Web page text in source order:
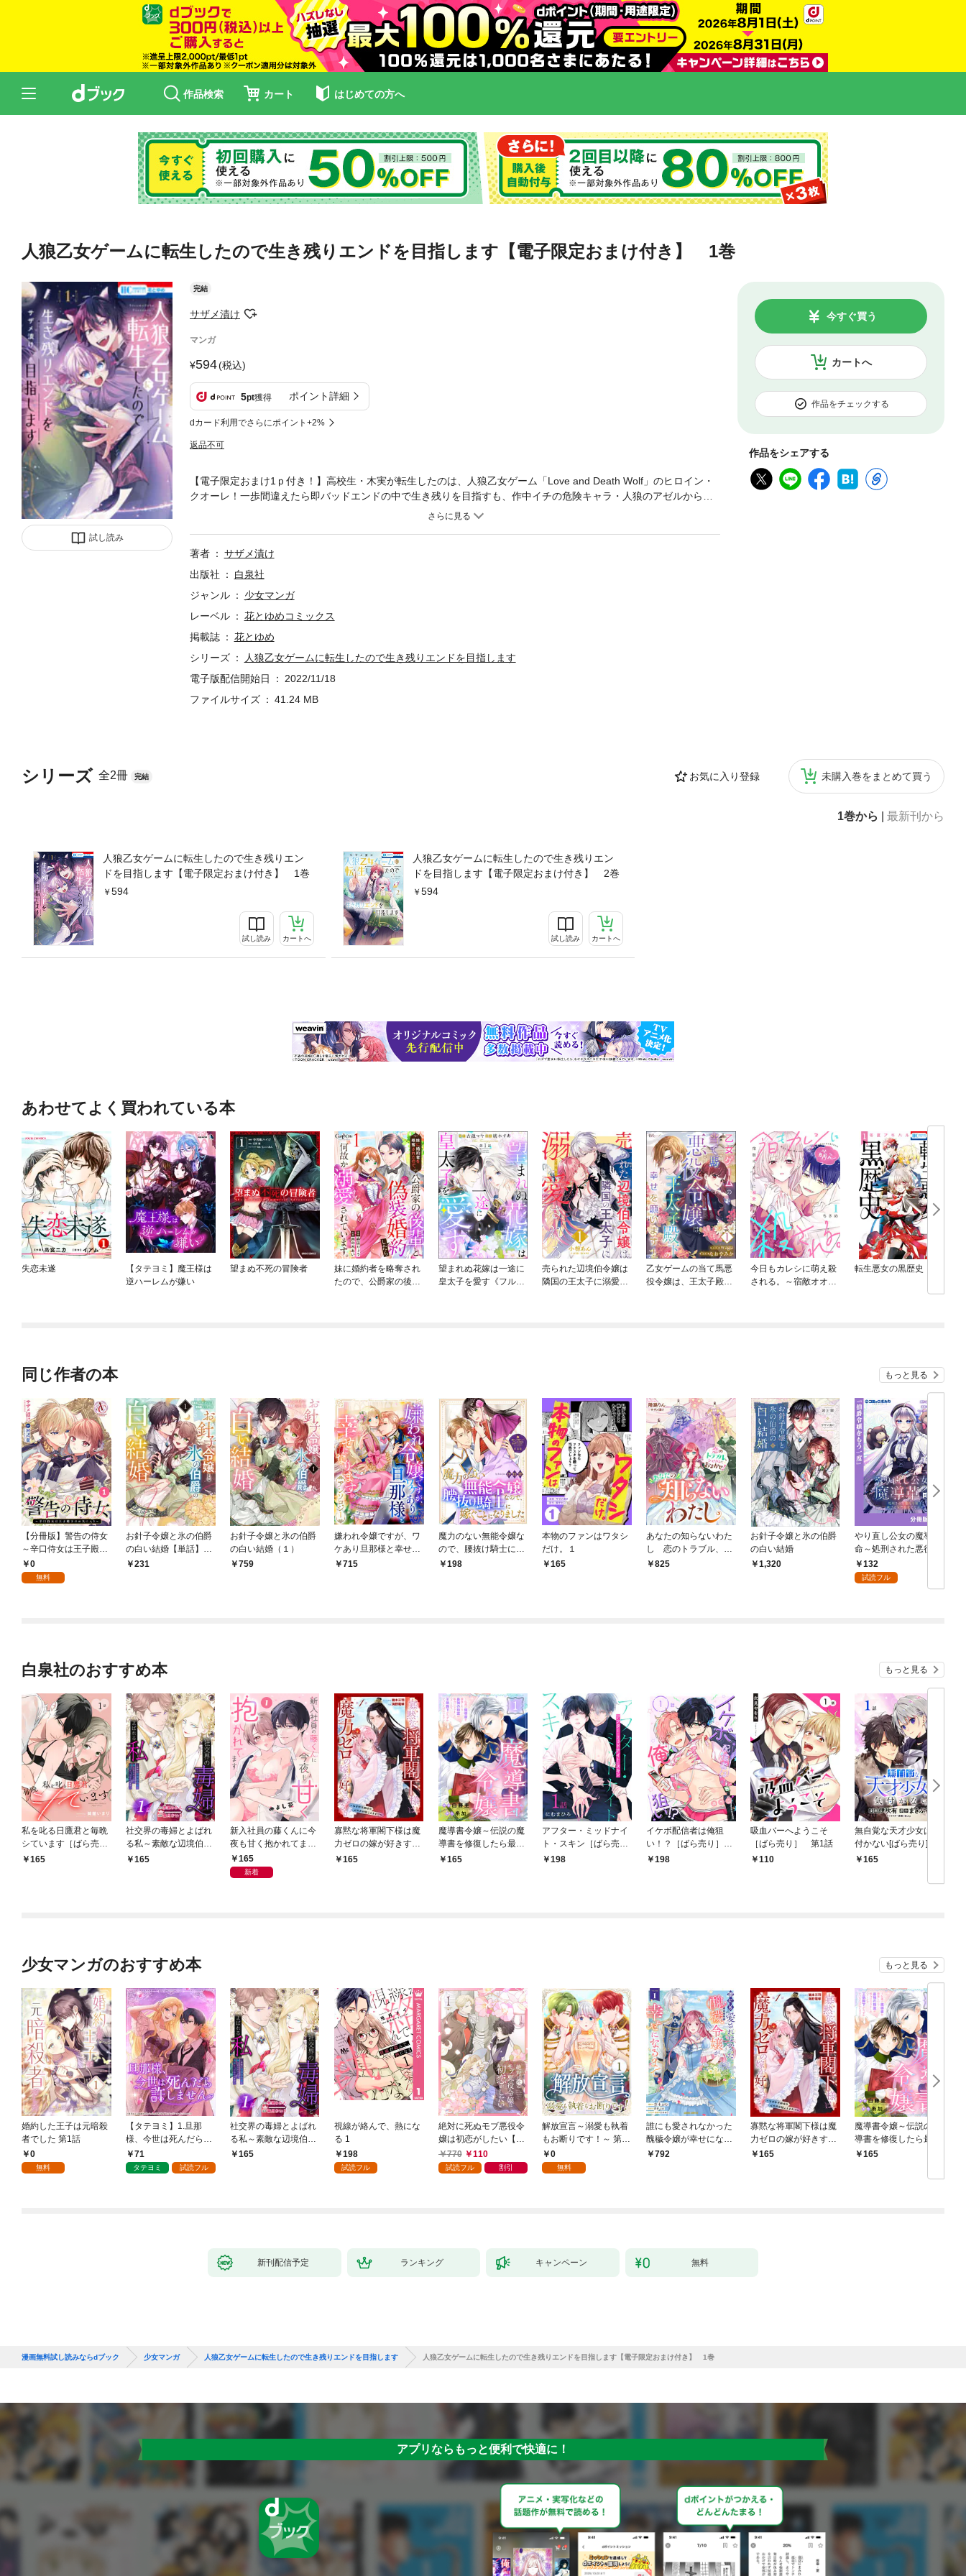
作品検索 カート はじめての方へ
人狼乙女ゲームに転生したので生き残りエンドを目指します【電子限定おまけ付き】 1巻
試し読み
完結
サザメ漬け
マンガ
594(税込)
5pt獲得 ポイント詳細
dカード利用でさらにポイント+2%
返品不可
カートへ
今すぐ買う
作品をチェックする
作品をシェアする
シリーズ 全2冊 完結 お気に入り登録 未購入巻をまとめて買う
1巻から 最新刊から
人狼乙女ゲームに転生したので生き残りエン
ドを目指します【電子限定おまけ付き】 1巻
594
試し読み カートへ
人狼乙女ゲームに転生したので生き残りエン
ドを目指します【電子限定おまけ付き】 2巻
594
試し読み カートへ
【電子限定おまけ1ｐ付き！】高校生・木実が転生したのは、人狼乙女ゲーム「Love and Death Wolf」のヒロイン・
クオーレ！一歩間違えたら即バッドエンドの中で生き残りを目指すも、作中イチの危険キャラ・人狼のアゼルから目
をつけられてしまい…!?癖ありキャラたちを攻略しクオーレは生き残れるか？ドキドキ必至の波乱の人狼×乙女ゲー、
著者
サザメ漬け
出版社
白泉社
ジャンル
少女マンガ
レーベル
花とゆめコミックス
掲載誌
花とゆめ
シリーズ
人狼乙女ゲームに転生したので生き残りエンドを目指します
電子版配信開始日
2022/11/18
ファイルサイズ
41.24 MB
あわせてよく買われている本
失恋未遂
【タテヨミ】魔王様は
逆ハーレムが嫌い
望まぬ不死の冒険者
妹に婚約者を略奪され
たので、公爵家の後輩
望まれぬ花嫁は一途に
皇太子を愛す《フルカ
売られた辺境伯令嬢は
隣国の王太子に溺愛さ
乙女ゲームの当て馬悪
役令嬢は、王太子殿下
今日もカレシに萌え殺
される。～宿敵オオカ
転生悪女の黒歴史
同じ作者の本 もっと見る
【分冊版】警告の侍女
～辛口侍女は王子殿下
のお気に入り～ 第1話
(アリアンローズコミッ
0
無料
お針子令嬢と氷の伯爵
の白い結婚【単話】
（１）
231
お針子令嬢と氷の伯爵
の白い結婚（１）
759
嫌われ令嬢ですが、ワ
ケあり旦那様と幸せに
なります アンソロジ
715
魔力のない無能令嬢な
ので、腰抜け騎士に嫁
ぐことになりました
198
本物のファンはワタシ
だけ。１
165
あなたの知らないわた
し 恋のトラブル、シ
ェリルにおまかせ！
825
お針子令嬢と氷の伯爵
の白い結婚
1,320
やり直し公女の魔導革
命～処刑された悪役令
嬢は滅びる家門を立て
なおす～【分冊版】
（ポルカコミックス）
132
試読フル
白泉社のおすすめ本 もっと見る
私を叱る日鷹君と毎晩
シています［ばら売
り］ 第1話
165
社交界の毒婦とよばれ
る私～素敵な辺境伯令
息に腕を折られたの
165
新入社員の藤くんに今
夜も甘く抱かれてます
［ばら売り］ 第1話
165
新着
寡黙な将軍閣下様は魔
力ゼロの嫁が好きすぎ
る～なぜか旦那様の心
165
魔導書令嬢～伝説の魔
導書を修復したら最強
の精霊が味方になりま
165
アフター・ミッドナイ
ト・スキン［ばら売
り］ 第1話
198
イケボ配信者は俺狙
い！？［ばら売り］
第1話
198
吸血バーへようこそ
［ばら売り］ 第1話
110
無自覚な天才少女は気
付かない[ばら売り]
第1話
165
少女マンガのおすすめ本 もっと見る
婚約した王子は元暗殺
者でした 第1話
0
無料
【タテヨミ】1.旦那
様、今世は死んだら許
しません
71
タテヨミ 試読フル
社交界の毒婦とよばれ
る私～素敵な辺境伯令
息に腕を折られたの
165
視線が絡んで、熱にな
る 1
198
試読フル
絶対に死ぬモブ悪役令
嬢は初恋がしたい【単
行本版】 1巻
770 110
試読フル 割引
解放宣言～溺愛も執着
もお断りです！～ 第1
話0
無料
誰にも愛されなかった
醜穢令嬢が幸せになる
まで 1
792
寡黙な将軍閣下様は魔
力ゼロの嫁が好きすぎ
る～なぜか旦那様の心
165
魔導書令嬢～伝説の魔
導書を修復したら最強
の精霊が味方になりま
下がなぜかいつもそば
165
新刊配信予定 ランキング キャンペーン 無料
漫画無料試し読みならdブック 少女マンガ 人狼乙女ゲームに転生したので生き残りエンドを目指します 人狼乙女ゲームに転生したので生き残りエンドを目指します【電子限定おまけ付き】 1巻
アプリならもっと便利で快適に！